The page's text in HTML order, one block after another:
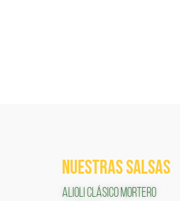
NUESTRAS SALSAS
ALIOLI CLÁSICO MORTERO